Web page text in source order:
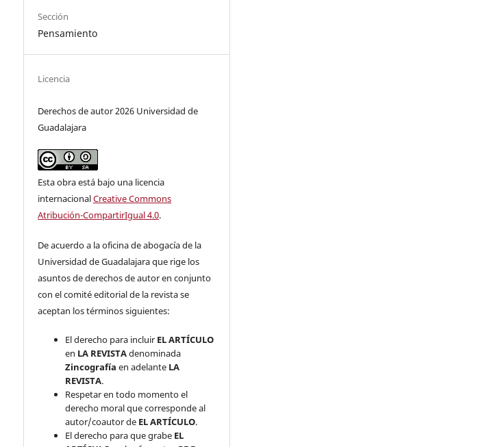
Sección
Pensamiento
Licencia
Derechos de autor 2026 Universidad de
Guadalajara
Esta obra está bajo una licencia
internacionalCreative Commons
Atribución-CompartirIgual 4.0.
De acuerdo a la oficina de abogacía de la
Universidad de Guadalajara que rige los
asuntos de derechos de autor en conjunto
con el comité editorial de la revista se
aceptan los términos siguientes:
El derecho para incluir EL ARTÍCULO
en LA REVISTAdenominada
Zincografía en adelante LA
REVISTA.
Respetar en todo momento el
derecho moral que corresponde al
autor/coautor de EL ARTÍCULO.
El derecho para que grabe EL